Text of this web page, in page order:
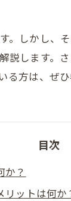
しかし
説します
方は、ぜひ
目次
か？
リットは何か